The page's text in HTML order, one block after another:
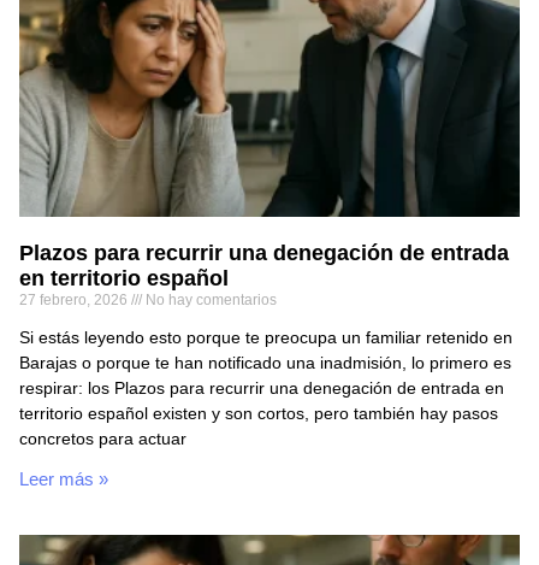
Plazos para recurrir una denegación de entrada
en territorio español
27 febrero, 2026 No hay comentarios
Si estás leyendo esto porque te preocupa un familiar retenido en
Barajas o porque te han notificado una inadmisión, lo primero es
respirar: los Plazos para recurrir una denegación de entrada en
territorio español existen y son cortos, pero también hay pasos
concretos para actuar
Leer más »